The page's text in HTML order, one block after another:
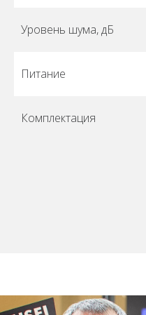
Уровень шума, дБ
Питание
Комплектация